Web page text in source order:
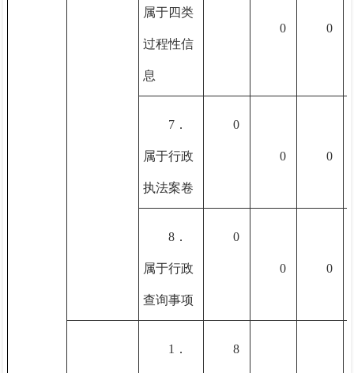
属于四类
过程性信
息
0 0
7．
属于行政
执法案卷
0
0 0
8．
属于行政
查询事项
0
0 0
1． 8